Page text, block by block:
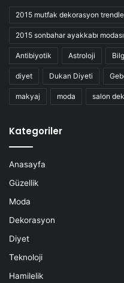
2015 mutfak dekorasyon
2015 sonbahar ayakkabı modası
Antibiyotik Astroloji
diyet Dukan Diyeti
makyaj moda salon
Kategoriler
Anasayfa
Güzellik
Moda
Dekorasyon
Diyet
Teknoloji
Hamilelik